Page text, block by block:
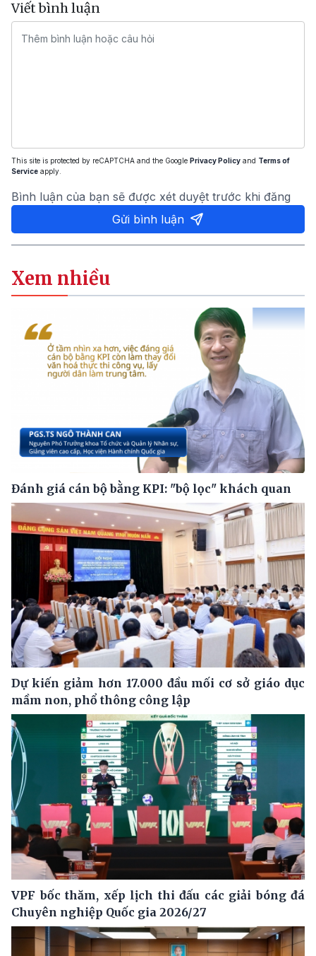
Viết bình luận
This site is protected by reCAPTCHA and the Google Privacy Policy and Terms of
Service apply.
Bình luận của bạn sẽ được xét duyệt trước khi đăng
Gửi bình luận
Xem nhiều
Đánh giá cán bộ bằng KPI: "bộ lọc" khách quan
Dự kiến giảm hơn 17.000 đầu mối cơ sở giáo dục
mầm non, phổ thông công lập
VPF bốc thăm, xếp lịch thi đấu các giải bóng đá
Chuyên nghiệp Quốc gia 2026/27